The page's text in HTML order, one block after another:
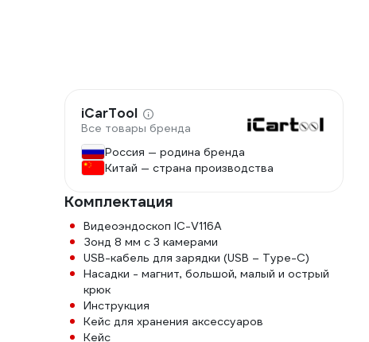
iCarTool
Все товары бренда
Россия — родина бренда
Китай — страна производства
Комплектация
Видеоэндоскоп IC-V116A
Зонд 8 мм с 3 камерами
USB-кабель для зарядки (USB – Type-C)
Насадки - магнит, большой, малый и острый
крюк
Инструкция
Кейс для хранения аксессуаров
Кейс